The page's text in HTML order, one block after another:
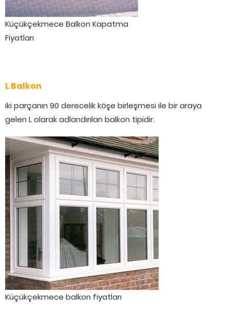
Küçükçekmece Balkon Kapatma
Fiyatları
L Balkon
iki parçanın 90 derecelik köşe birleşmesi ile bir araya
gelen L olarak adlandırılan balkon tipidir.
Küçükçekmece balkon fiyatları